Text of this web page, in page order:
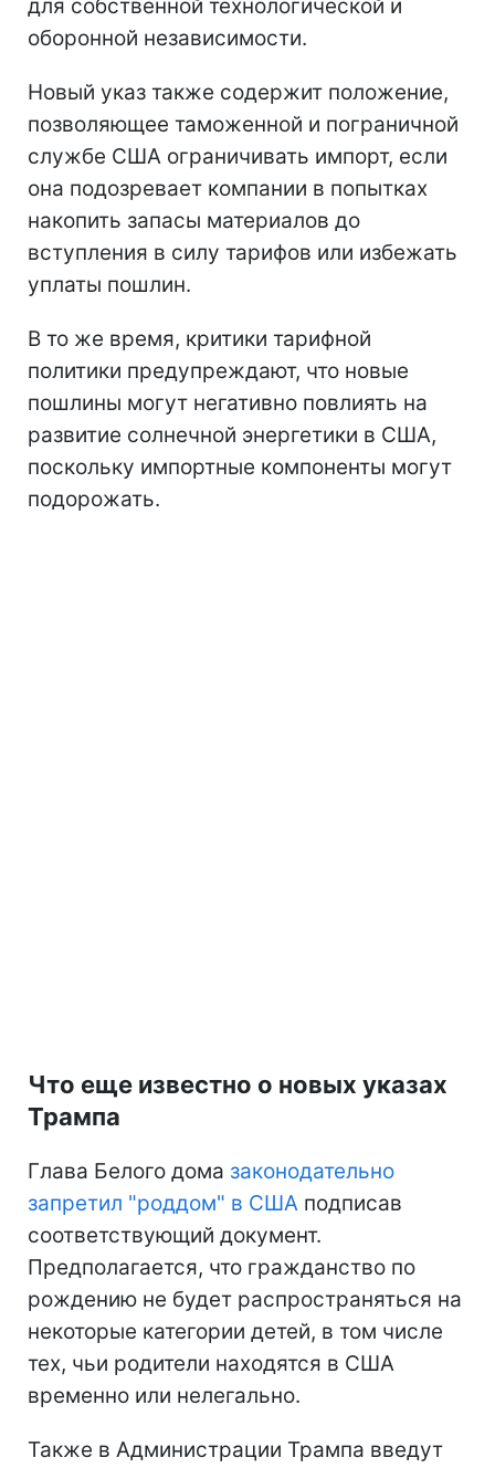
для собственной технологической и
оборонной независимости.
Новый указ также содержит положение,
позволяющее таможенной и пограничной
службе США ограничивать импорт, если
она подозревает компании в попытках
накопить запасы материалов до
вступления в силу тарифов или избежать
уплаты пошлин.
В то же время, критики тарифной
политики предупреждают, что новые
пошлины могут негативно повлиять на
развитие солнечной энергетики в США,
поскольку импортные компоненты могут
подорожать.
Что еще известно о новых указах
Трампа
Глава Белого дома законодательно
запретил "роддом" в США подписав
соответствующий документ.
Предполагается, что гражданство по
рождению не будет распространяться на
некоторые категории детей, в том числе
тех, чьи родители находятся в США
временно или нелегально.
Также в Администрации Трампа введут